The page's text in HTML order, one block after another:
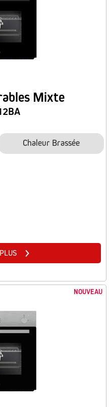
Mixte
Chaleur Brassée
NOUVEAU